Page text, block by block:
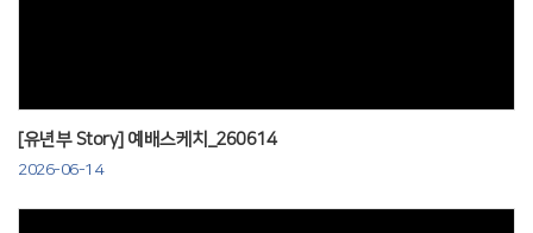
[유년부 Story] 예배스케치_260614
2026-06-14